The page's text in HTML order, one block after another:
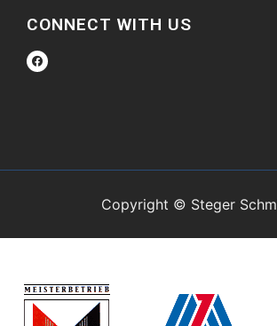
CONNECT WITH US
Copyright © Steger